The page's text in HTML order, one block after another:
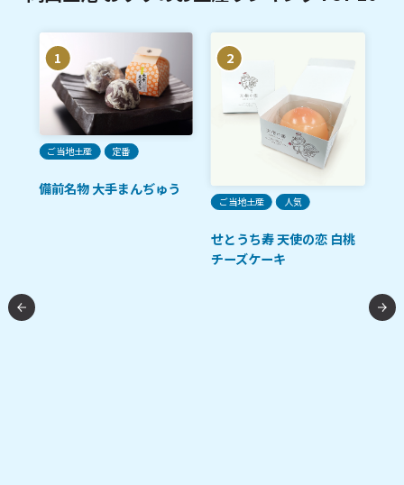
1
ご当地土産 定番
備前名物 大手まんぢゅう
2
ご当地土産 人気
せとうち寿 天使の恋 白桃
チーズケーキ